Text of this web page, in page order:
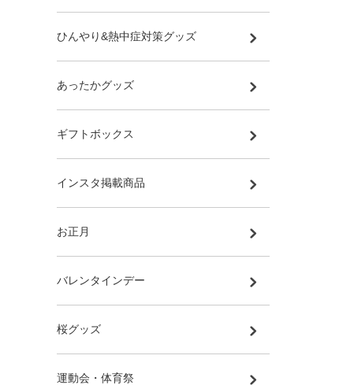
ひんやり&熱中症対策グッズ
あったかグッズ
ギフトボックス
インスタ掲載商品
お正月
バレンタインデー
桜グッズ
運動会・体育祭